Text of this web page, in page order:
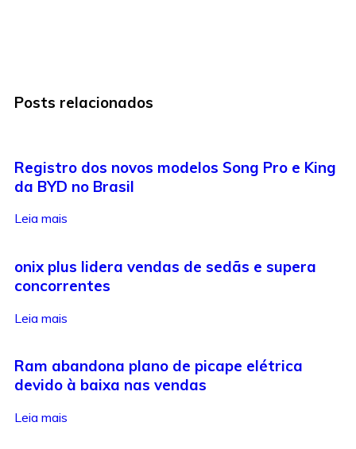
Posts relacionados
Registro dos novos modelos Song Pro e King
da BYD no Brasil
Leia mais
onix plus lidera vendas de sedãs e supera
concorrentes
Leia mais
Ram abandona plano de picape elétrica
devido à baixa nas vendas
Leia mais